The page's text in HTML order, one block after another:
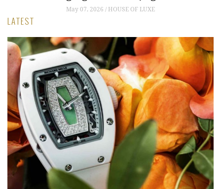
May 07, 2026 / HOUSE OF LUXE
LATEST